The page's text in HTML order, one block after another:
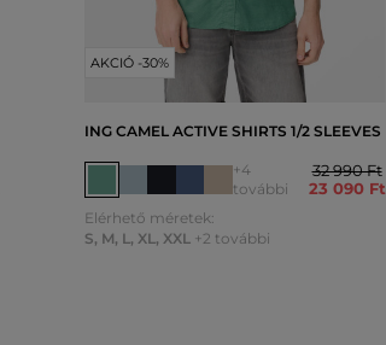
AKCIÓ -30%
ING CAMEL ACTIVE SHIRTS 1/2 SLEEVES
+4
további
32 990 Ft
23 090 Ft
Elérhető méretek:
S, M, L, XL, XXL +2 további